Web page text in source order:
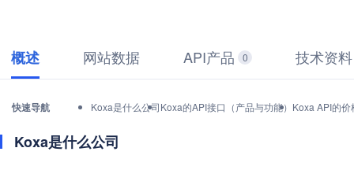
概述 网站数据 API产品 0 技术资料
快速导航 Koxa是什么公司Koxa的API接口（产品与功能） Koxa API的
Koxa是什么公司